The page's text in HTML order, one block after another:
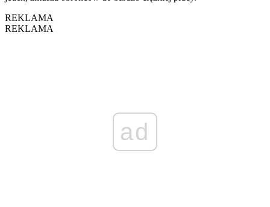
REKLAMA
REKLAMA
ad